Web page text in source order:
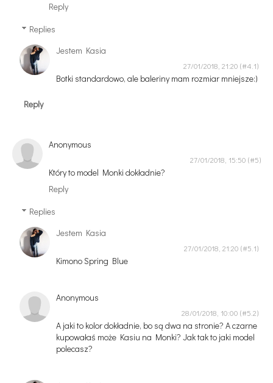
Reply
Replies
Jestem Kasia
27/01/2018, 21:20
Botki standardowo, ale baleriny mam rozmiar mniejsze:)
Reply
Anonymous
27/01/2018, 15:50
Który to model Monki dokładnie?
Reply
Replies
Jestem Kasia
27/01/2018, 21:20
Kimono Spring Blue
Anonymous
28/01/2018, 10:00
A jaki to kolor dokładnie, bo są dwa na stronie? A czarne
kupowałaś może Kasiu na Monki? Jak tak to jaki model
polecasz?